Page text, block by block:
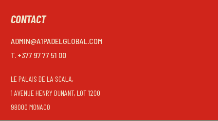
CONTACT
ADMIN@A1PADELGLOBAL.COM
T. +377 97 77 51 00
LE PALAIS DE LA SCALA,
1 AVENUE HENRY DUNANT, LOT 1200
98000 MONACO